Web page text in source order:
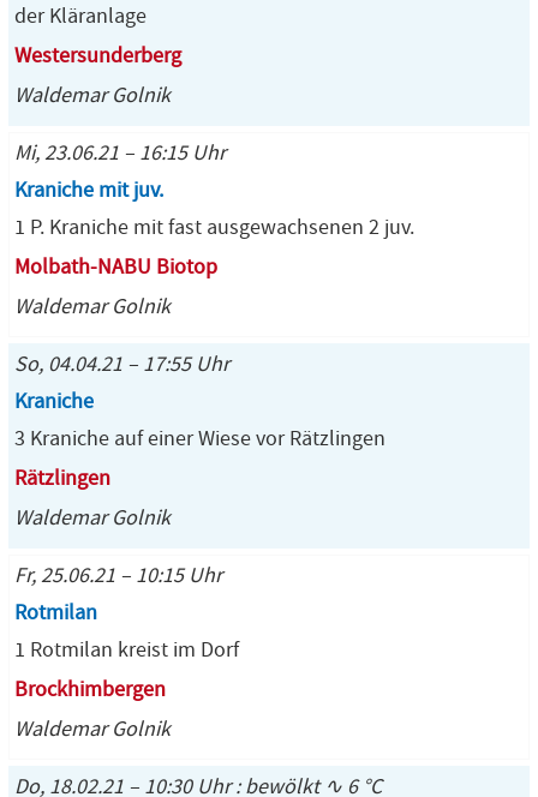
der Kläranlage
Westersunderberg
Waldemar Golnik
Mi, 23.06.21 – 16:15 Uhr
Kraniche mit juv.
1 P. Kraniche mit fast ausgewachsenen 2 juv.
Molbath-NABU Biotop
Waldemar Golnik
So, 04.04.21 – 17:55 Uhr
Kraniche
3 Kraniche auf einer Wiese vor Rätzlingen
Rätzlingen
Waldemar Golnik
Fr, 25.06.21 – 10:15 Uhr
Rotmilan
1 Rotmilan kreist im Dorf
Brockhimbergen
Waldemar Golnik
Do, 18.02.21 – 10:30 Uhr : bewölkt ∿ 6 °C